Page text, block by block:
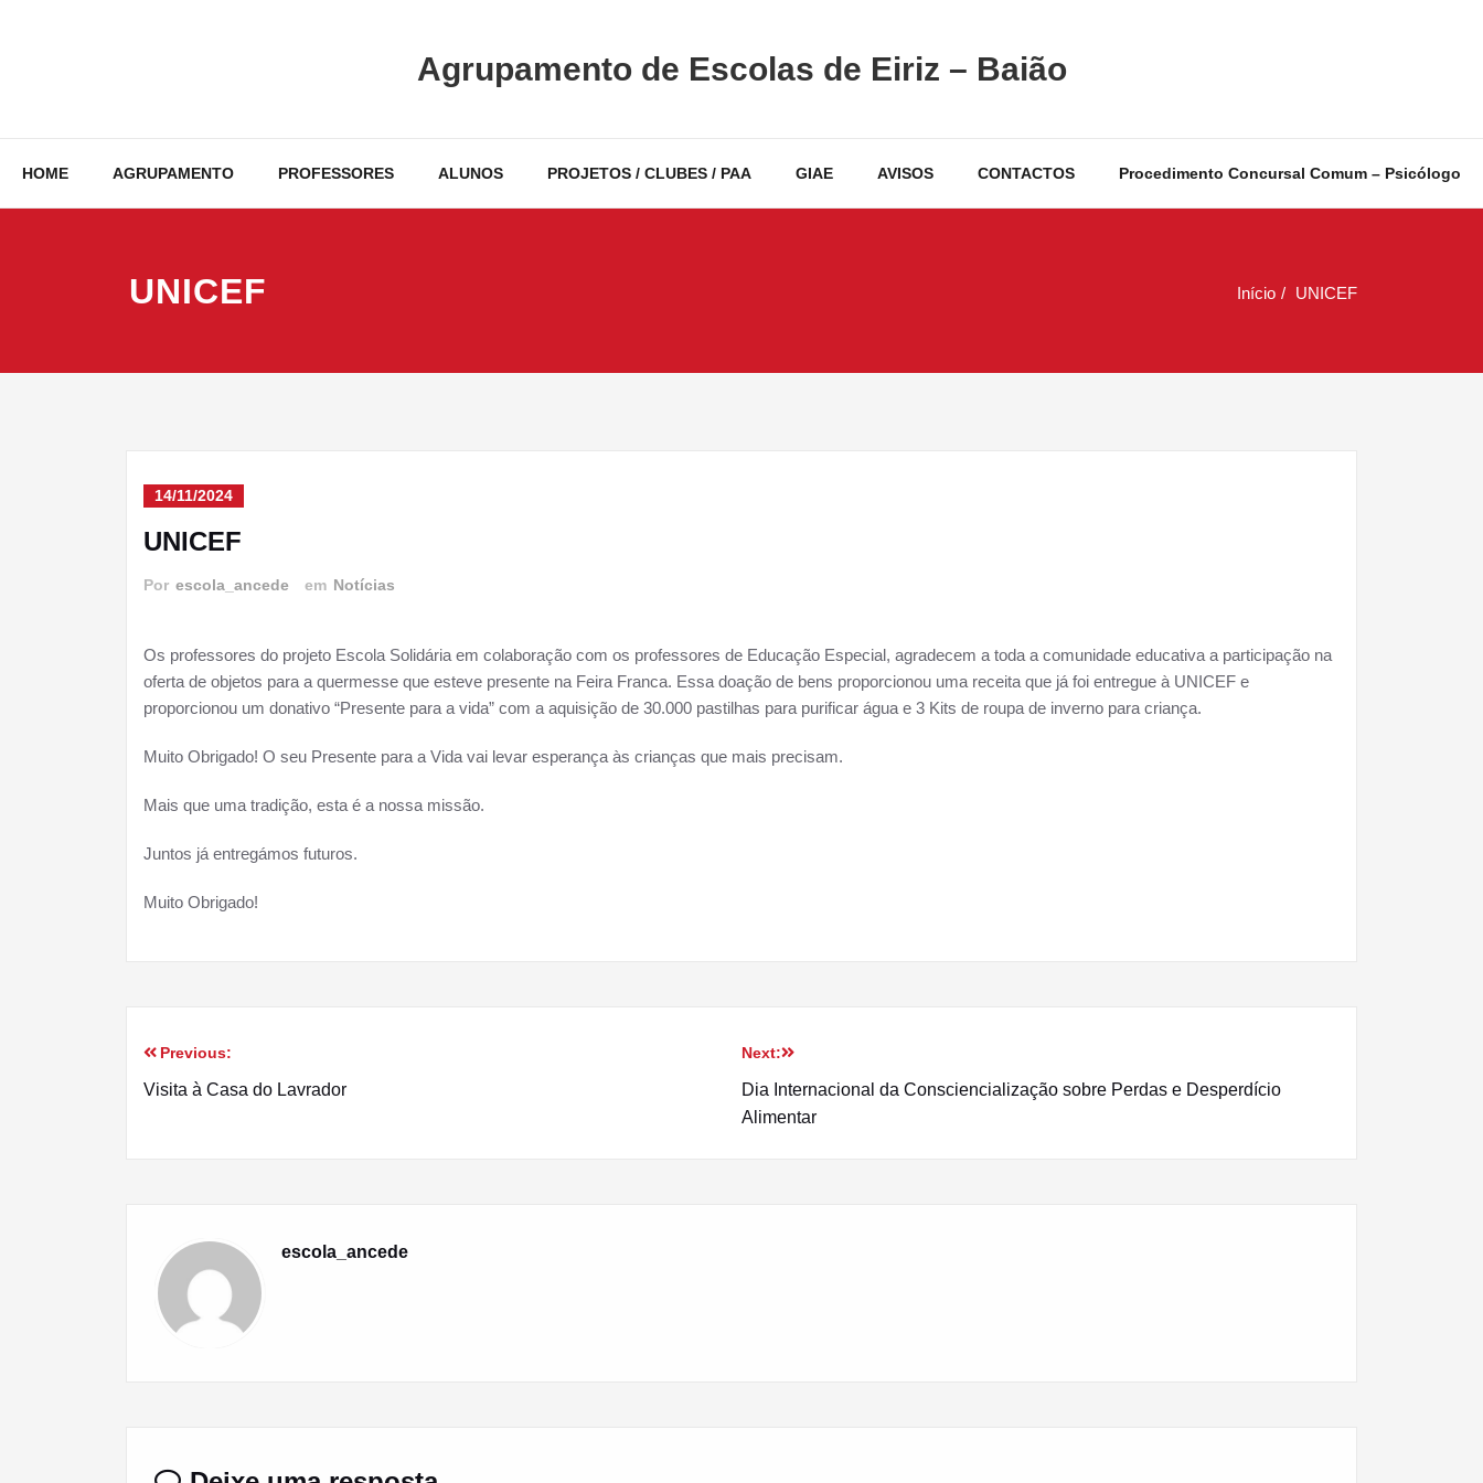
Agrupamento de Escolas de Eiriz – Baião
HOME AGRUPAMENTO PROFESSORES ALUNOS PROJETOS / CLUBES / PAA GIAE AVISOS CONTACTOS Procedimento Concursal Comum – Psicólogo
UNICEF Início UNICEF
14/11/2024
UNICEF
Por escola_ancede em Notícias
Os professores do projeto Escola Solidária em colaboração com os professores de Educação Especial, agradecem a toda a comunidade educativa a participação na
oferta de objetos para a quermesse que esteve presente na Feira Franca. Essa doação de bens proporcionou uma receita que já foi entregue à UNICEF e
proporcionou um donativo “Presente para a vida” com a aquisição de 30.000 pastilhas para purificar água e 3 Kits de roupa de inverno para criança.
Muito Obrigado! O seu Presente para a Vida vai levar esperança às crianças que mais precisam.
Mais que uma tradição, esta é a nossa missão.
Juntos já entregámos futuros.
Muito Obrigado!
Navegação
Previous:
Visita à Casa do Lavrador
Next:
Dia Internacional da Consciencialização sobre Perdas e Desperdício
Alimentar
escola_ancede